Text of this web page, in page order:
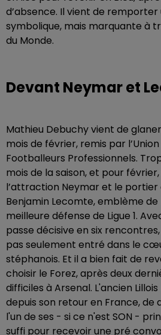
d’absence. Il vient de
symbolique, mais marquante à
du Monde.
Devant Neymar et
Mathieu Debuchy vient de
mois de février, remis par
Footballeurs Professionnels.
mois de la saison, et pour
l’attraction Neymar et le portier
Benjamin Lecomte, emblème de
meilleure défense de Ligue 1.
passe décisive en six
pas seulement entré dans le
stéphanois. Et il a bien fait de
choisir le Forez, après deux
difficiles à Arsenal. L'ancien
depuis son retour en France, de
l'un de ses - si ce n'est SON -
suffi pour recevoir une pré